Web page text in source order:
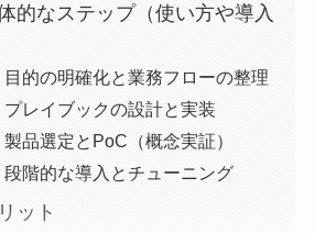
的なステップ（使い方や導入
目的の明確化と業務フローの整理
プレイブックの設計と実装
品選定とPoC（概念実証）
段階的な導入とチューニング
ット